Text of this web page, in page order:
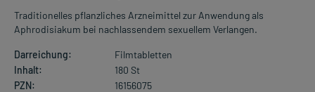
Traditionelles pflanzliches Arzneimittel zur Anwendung als
Aphrodisiakum bei nachlassendem sexuellem Verlangen.
Darreichung:
Filmtabletten
Inhalt:
180 St
PZN:
16156075